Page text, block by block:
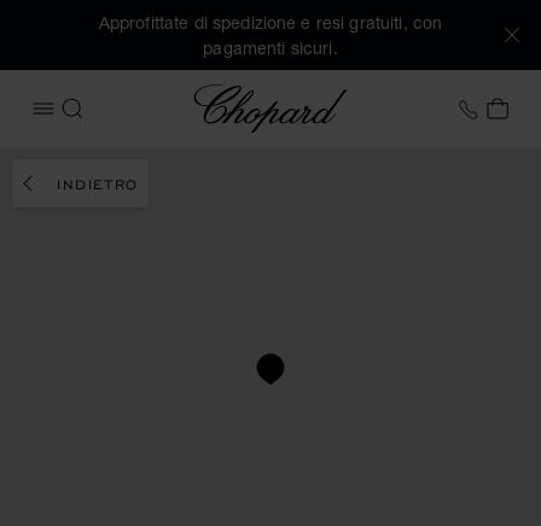
Approfittate di spedizione e resi gratuiti, con
pagamenti sicuri.
APRIRE IL MENU
CERCA
Chopard +39
IL
INDIETRO